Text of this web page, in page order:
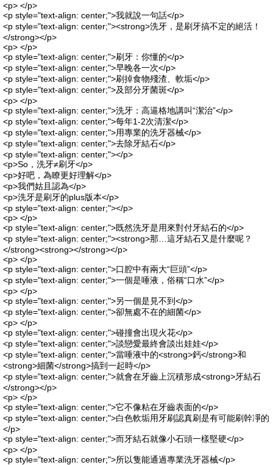
<p> </p>
<p style="text-align: center;">我就說一句話</p>
<p style="text-align: center;"><strong>洗牙，是刷牙搞不定的絕活！
</strong></p>
<p> </p>
<p style="text-align: center;">刷牙：你懂的</p>
<p style="text-align: center;">早晚各一次</p>
<p style="text-align: center;">刷掉食物殘渣、軟垢</p>
<p style="text-align: center;">及部分牙菌斑</p>
<p> </p>
<p style="text-align: center;">洗牙：高逼格地講叫“潔治”</p>
<p style="text-align: center;">每年1-2次清潔</p>
<p style="text-align: center;">用專業的洗牙器械</p>
<p style="text-align: center;">去除牙結石</p>
<p style="text-align: center;"></p>
<p>So，洗牙≠刷牙</p>
<p>好吧，為瞭更好理解</p>
<p>我們姑且認為</p>
<p>洗牙是刷牙的plus版本</p>
<p style="text-align: center;"></p>
<p> </p>
<p style="text-align: center;">既然洗牙是用來對付牙結石的</p>
<p style="text-align: center;"><strong>那…這牙結石又是什麼呢？
</strong><strong></strong></p>
<p> </p>
<p style="text-align: center;">口腔中有兩大“巨頭”</p>
<p style="text-align: center;">一個是唾液，俗稱“口水”</p>
<p> </p>
<p style="text-align: center;">另一個是見不到</p>
<p style="text-align: center;">卻無處不在的細菌</p>
<p> </p>
<p style="text-align: center;">碰撞會出現火花</p>
<p style="text-align: center;">談戀愛最終會談出娃娃</p>
<p style="text-align: center;">當唾液中的<strong>鈣</strong>和
<strong>細菌</strong>搞到一起時</p>
<p style="text-align: center;">就會在牙齒上沉積形成<strong>牙結石
</strong></p>
<p> </p>
<p style="text-align: center;">它不像粘在牙齒表面的</p>
<p style="text-align: center;">白色軟垢用牙刷認真刷是有可能刷幹凈的
</p>
<p style="text-align: center;">而牙結石就像小石頭一樣堅硬</p>
<p> </p>
<p style="text-align: center;">所以隻能通過專業洗牙器械</p>